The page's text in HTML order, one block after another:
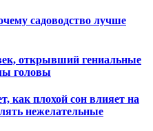
садоводство лучше
открывший гениальные
головы
как плохой сон влияет на
нежелательные